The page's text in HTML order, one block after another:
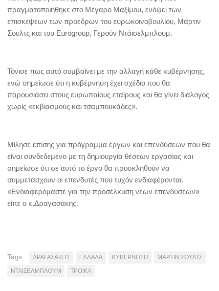
πραγματοποιήθηκε στο Μέγαρο Μαξίμου, ενόψει των
επισκέψεων των προέδρων του ευρωκοινοβουλίου, Μάρτιν
Σουλτς και του Eurogroup, Γερούν Ντάισελμπλουμ.
Τόνισε πως αυτό συμβαίνει με την αλλαγή κάθε κυβέρνησης,
ενώ σημείωσε ότι η κυβέρνηση έχει σχέδιο που θα
παρουσιάσει στους ευρωπαίους εταίρους και θα γίνει διάλογος
χωρίς «εκβιασμούς και τσαμπουκάδες».
Μίλησε επίσης για πρόγραμμα έργων και επενδύσεων που θα
είναι συνδεδεμένο με τη δημιουργία θέσεων εργασίας και
σημείωσε ότι σε αυτό το έργο θα προσκληθούν να
συμμετάσχουν οι επενδυτές που τυχόν ενδιαφέρονται.
«Ενδιαφερόμαστε για την προσέλκυση νέων επενδύσεων»
είπε ο κ.Δραγασάκης.
Tags: ΔΡΑΓΑΣΑΚΗΣ ΕΛΛΑΔΑ ΚΥΒΕΡΝΗΣΗ
ΜΑΡΤΙΝ ΣΟΥΛΤΣ
ΝΤΑΙΣΕΛΜΠΛΟΥΜ
ΤΡΟΙΚΑ